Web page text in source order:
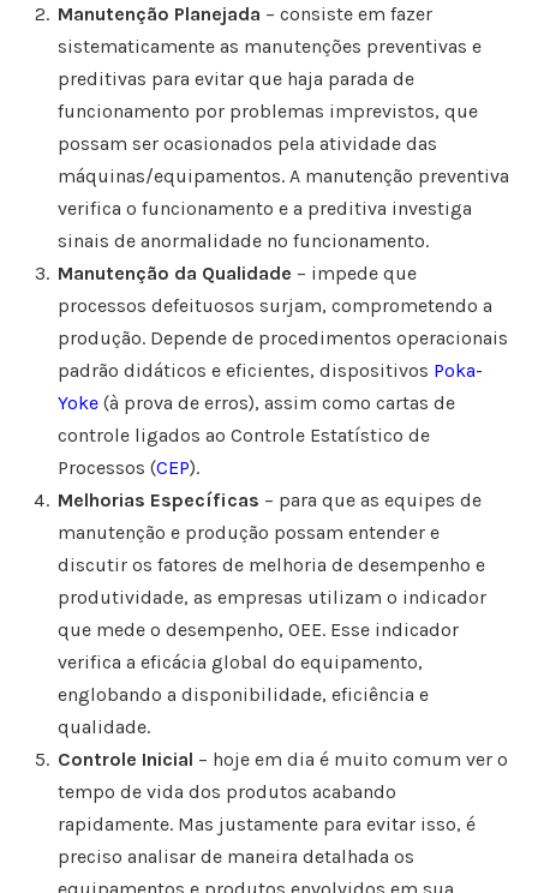
Manutenção Planejada – consiste em fazer
sistematicamente as manutenções preventivas e
preditivas para evitar que haja parada de
funcionamento por problemas imprevistos, que
possam ser ocasionados pela atividade das
máquinas/equipamentos. A manutenção preventiva
verifica o funcionamento e a preditiva investiga
sinais de anormalidade no funcionamento.
Manutenção da Qualidade – impede que
processos defeituosos surjam, comprometendo a
produção. Depende de procedimentos operacionais
padrão didáticos e eficientes, dispositivos Poka-
Yoke(à prova de erros), assim como cartas de
controle ligados ao Controle Estatístico de
Processos (CEP).
Melhorias Específicas – para que as equipes de
manutenção e produção possam entender e
discutir os fatores de melhoria de desempenho e
produtividade, as empresas utilizam o indicador
que mede o desempenho, OEE. Esse indicador
verifica a eficácia global do equipamento,
englobando a disponibilidade, eficiência e
qualidade.
Controle Inicial – hoje em dia é muito comum ver o
tempo de vida dos produtos acabando
rapidamente. Mas justamente para evitar isso, é
preciso analisar de maneira detalhada os